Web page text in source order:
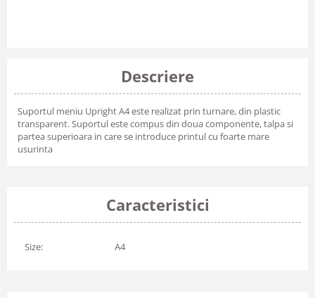
Descriere
Suportul meniu Upright A4 este realizat prin turnare, din plastic
transparent. Suportul este compus din doua componente, talpa si
partea superioara in care se introduce printul cu foarte mare
usurinta
Caracteristici
Size: A4